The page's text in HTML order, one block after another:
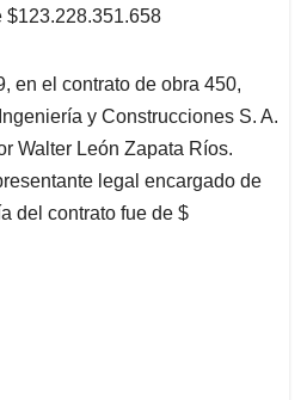
$123.228.351.658
en el contrato de obra 450,
y Construcciones S. A.
Walter León Zapata Ríos.
legal encargado de
del contrato fue de $